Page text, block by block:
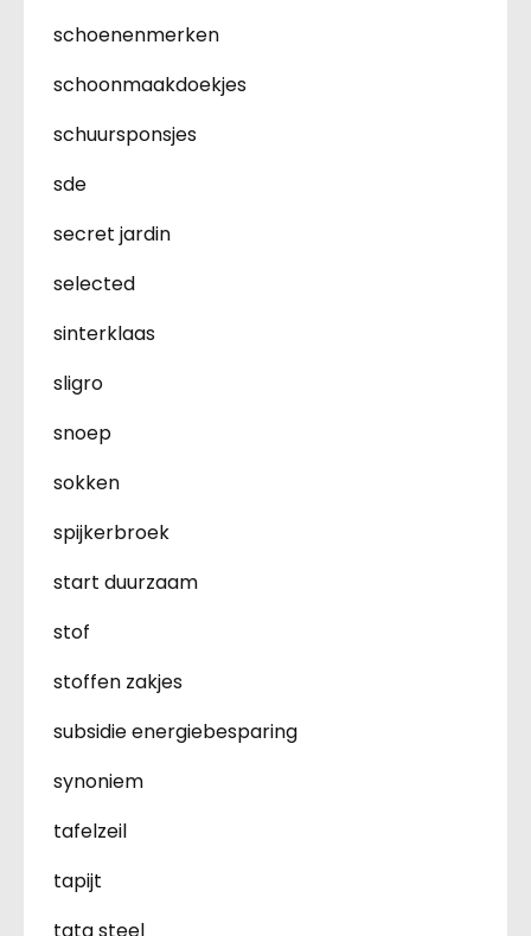
schoenenmerken
schoonmaakdoekjes
schuursponsjes
sde
secret jardin
selected
sinterklaas
sligro
snoep
sokken
spijkerbroek
start duurzaam
stof
stoffen zakjes
subsidie energiebesparing
synoniem
tafelzeil
tapijt
tata steel